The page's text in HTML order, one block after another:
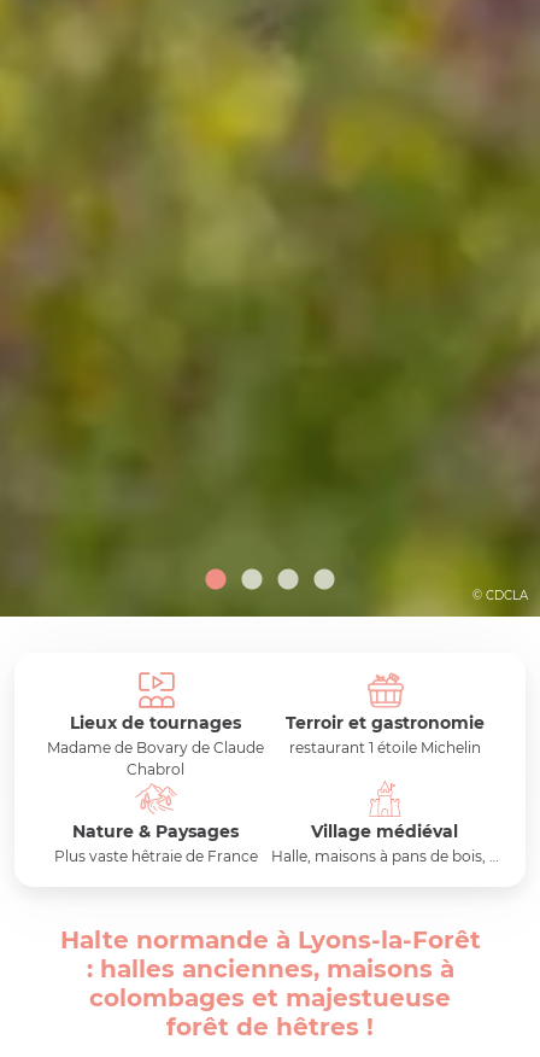
© CDCLA
Lieux de tournages
Madame de Bovary de Claude
Chabrol
Terroir et gastronomie
restaurant 1 étoile Michelin
Nature & Paysages
Plus vaste hêtraie de France
Village médiéval
Halle, maisons à pans de bois, …
Halte normande à Lyons-la-Forêt
: halles anciennes, maisons à
colombages et majestueuse
forêt de hêtres !